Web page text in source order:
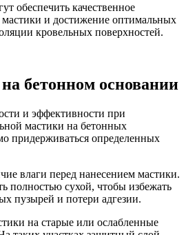
обеспечить качественное
мастики и достижение оптимальных
кровельных поверхностей.
бетонном основании
и эффективности при
мастики на бетонных
придерживаться определенных
влаги перед нанесением мастики.
полностью сухой, чтобы избежать
пузырей и потери адгезии.
на старые или ослабленные